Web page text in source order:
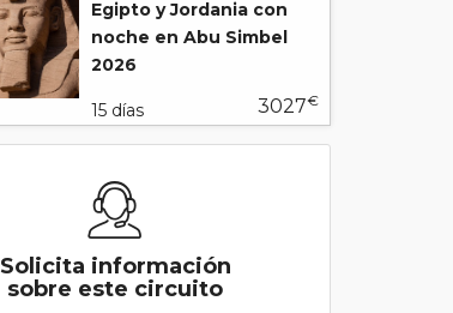
Egipto y Jordania con
noche en Abu Simbel
2026
15 días 3027€
Solicita información
sobre este circuito